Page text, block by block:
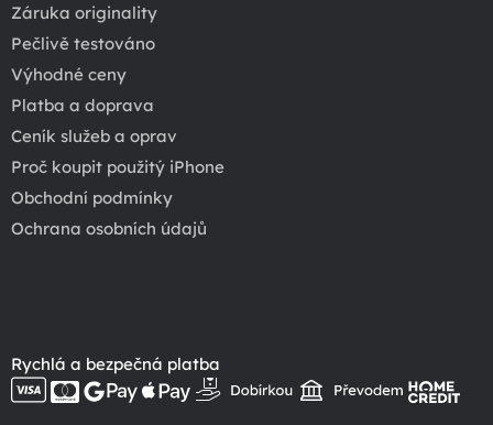
Záruka originality
Pečlivě testováno
Výhodné ceny
Platba a doprava
Ceník služeb a oprav
Proč koupit použitý iPhone
Obchodní podmínky
Ochrana osobních údajů
Rychlá a bezpečná platba